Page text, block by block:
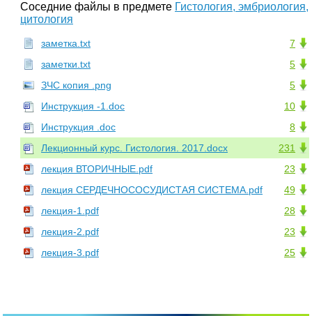
Соседние файлы в предмете Гистология, эмбриология,
цитология
7
заметка.txt
5
заметки.txt
5
ЗЧС копия .png
10
Инструкция -1.doc
8
Инструкция .doc
231
Лекционный курс. Гистология. 2017.docx
23
лекция ВТОРИЧНЫЕ.pdf
49
лекция СЕРДЕЧНОСОСУДИСТАЯ СИСТЕМА.pdf
28
лекция-1.pdf
23
лекция-2.pdf
25
лекция-3.pdf